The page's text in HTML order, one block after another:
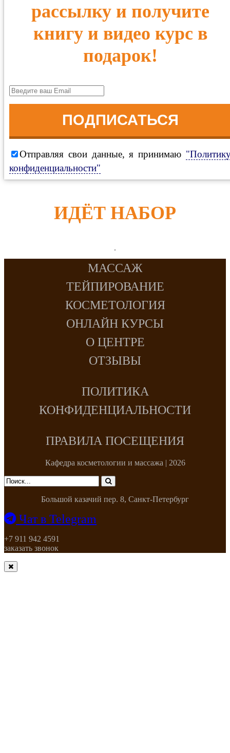
рассылку и получите
книгу и видео курс в
подарок!
ПОДПИСАТЬСЯ
Отправляя свои данные, я принимаю
конфиденциальности"
ИДЁТ НАБОР
МАССАЖ
ТЕЙПИРОВАНИЕ
КОСМЕТОЛОГИЯ
ОНЛАЙН КУРСЫ
О ЦЕНТРЕ
ОТЗЫВЫ
ПОЛИТИКА
КОНФИДЕНЦИАЛЬНОСТИ
ПРАВИЛА ПОСЕЩЕНИЯ
Кафедра косметологии и массажа | 2026
Большой казачий пер. 8, Санкт-Петербург
Чат в Telegram
+7 911 942 4591
заказать звонок